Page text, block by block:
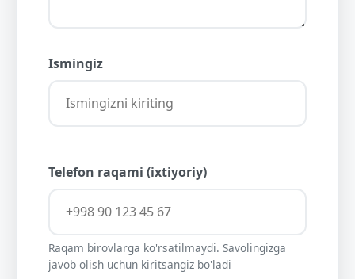
Ismingiz
Telefon raqami (ixtiyoriy)
Raqam birovlarga ko'rsatilmaydi. Savolingizga
javob olish uchun kiritsangiz bo'ladi